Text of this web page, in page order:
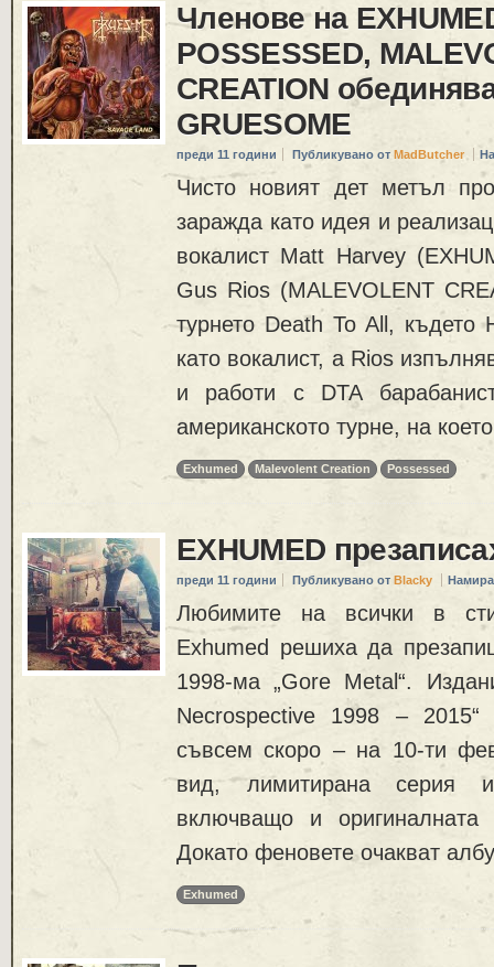
Членове на
POSSESSED,
CREATION
GRUESOME
преди 11 години Публикувано от MadButcher
Чисто новият дет метъл
заражда като идея и
вокалист Matt Harvey
Gus Rios (MALEVOLENT
турнето Death To All, където
като вокалист, а Rios
и работи с DTA
американското турне, на
Exhumed Malevolent Creation Possessed
EXHUMED
преди 11 години Публикувано от Blacky
Любимите на всички в
Exhumed решиха да
1998-ма „Gore Metal“.
Necrospective 1998 –
съвсем скоро – на 10-ти
вид, лимитирана серия
включващо и
Докато феновете очакват
Exhumed